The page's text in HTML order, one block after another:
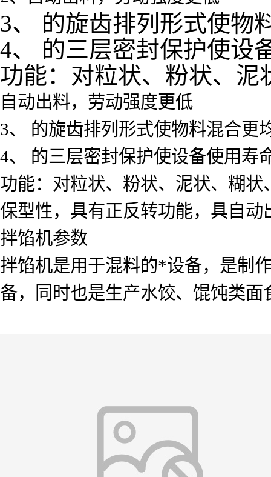
3、 的旋齿排列形式使物
4、 的三层密封保护使设
功能：对粒状、粉状、泥
自动出料，劳动强度更低
3、 的旋齿排列形式使物料混合更
4、 的三层密封保护使设备使用寿
功能：对粒状、粉状、泥状、糊
保型性，具有正反转功能，具自动
拌馅机参数
拌馅机是用于混料的*设备，是制
备，同时也是生产水饺、馄饨类面